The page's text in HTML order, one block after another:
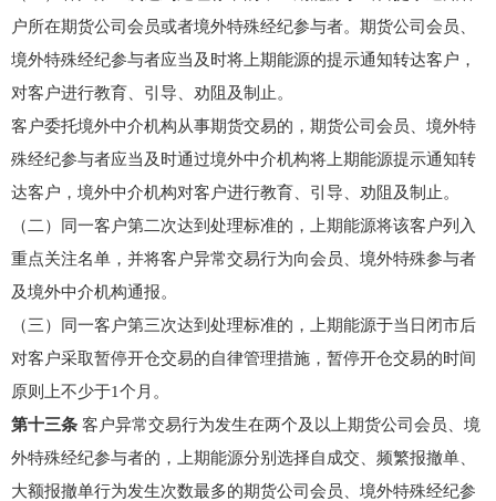
户所在期货公司会员或者境外特殊经纪参与者。期货公司会员、
境外特殊经纪参与者应当及时将上期能源的提示通知转达客户，
对客户进行教育、引导、劝阻及制止。
客户委托境外中介机构从事期货交易的，期货公司会员、境外特
殊经纪参与者应当及时通过境外中介机构将上期能源提示通知转
达客户，境外中介机构对客户进行教育、引导、劝阻及制止。
（二）同一客户第二次达到处理标准的，上期能源将该客户列入
重点关注名单，并将客户异常交易行为向会员、境外特殊参与者
及境外中介机构通报。
（三）同一客户第三次达到处理标准的，上期能源于当日闭市后
对客户采取暂停开仓交易的自律管理措施，暂停开仓交易的时间
原则上不少于1个月。
第十三条 客户异常交易行为发生在两个及以上期货公司会员、境
外特殊经纪参与者的，上期能源分别选择自成交、频繁报撤单、
大额报撤单行为发生次数最多的期货公司会员、境外特殊经纪参